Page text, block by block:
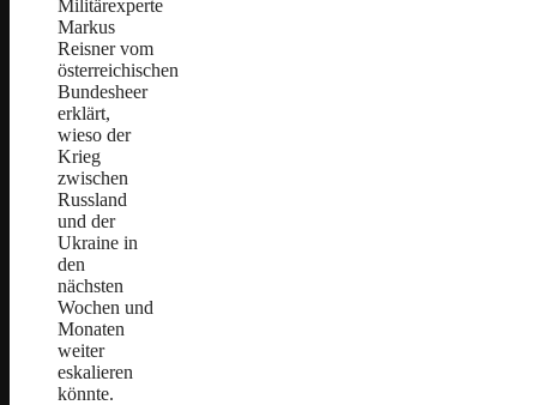
Militärexperte
Markus
Reisner vom
österreichischen
Bundesheer
erklärt,
wieso der
Krieg
zwischen
Russland
und der
Ukraine in
den
nächsten
Wochen und
Monaten
weiter
eskalieren
könnte.